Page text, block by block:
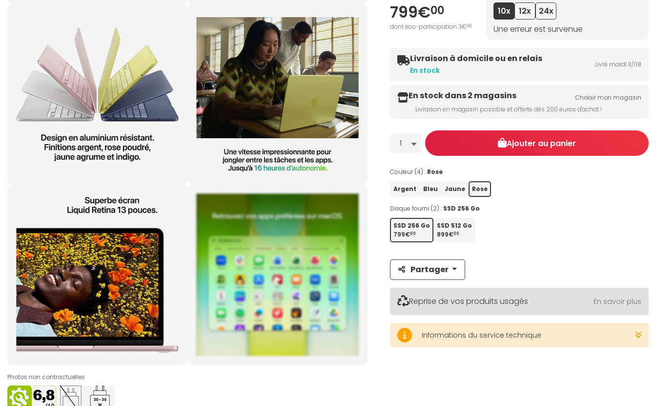
Photos non contractuelles
799€00
dont éco-participation 3€98
10x 12x
24x
Une erreur est survenue
Livraison à domicile ou en relais
En stock
Livré mardi 11/08
En stock dans 2 magasins
Choisir mon magasin
Livraison en magasin possible et offerte dès 200 euros d'achat !
Quantité
1 Ajouter au panier
Couleur (4) : Rose
Argent Bleu Jaune Rose
Disque fourni (2) : SSD 256 Go
SSD 256 Go
799€00
SSD 512 Go
899€00
Partager
Reprise de vos produits usagés En savoir plus
Informations du service technique